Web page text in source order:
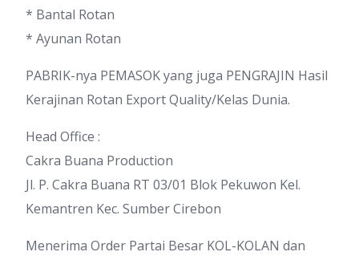
* Bantal Rotan
* Ayunan Rotan
PABRIK-nya PEMASOK yang juga PENGRAJIN Hasil
Kerajinan Rotan Export Quality/Kelas Dunia.
Head Office :
Cakra Buana Production
Jl. P. Cakra Buana RT 03/01 Blok Pekuwon Kel.
Kemantren Kec. Sumber Cirebon
Menerima Order Partai Besar KOL-KOLAN dan